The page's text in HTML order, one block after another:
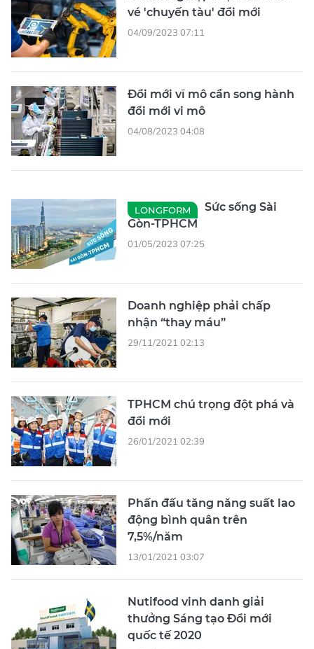
vé 'chuyến tàu' đổi mới
04/09/2023 07:11
Đổi mới vĩ mô cần song hành
đổi mới vi mô
04/08/2023 04:08
LONGFORM
Sức sống Sài
Gòn-TPHCM
01/05/2023 07:25
Doanh nghiệp phải chấp
nhận “thay máu”
29/11/2021 02:13
TPHCM chú trọng đột phá và
đổi mới
26/01/2021 02:39
Phấn đấu tăng năng suất lao
động bình quân trên
7,5%/năm
13/01/2021 03:07
Nutifood vinh danh giải
thưởng Sáng tạo Đổi mới
quốc tế 2020